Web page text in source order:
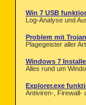
Win 7 USB
Log-Analyse und
Problem mit
Plagegeister aller
Windows 7
Alles rund um
Explorer.exe
Antiviren-, Firewall-